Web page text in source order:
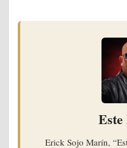
Este
Erick Sojo Marín,